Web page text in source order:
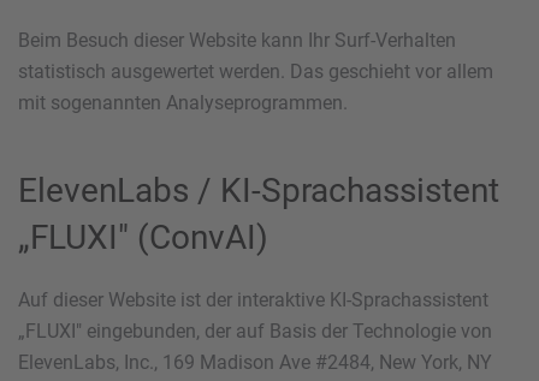
Beim Besuch dieser Website kann Ihr Surf-Verhalten
statistisch ausgewertet werden. Das geschieht vor allem
mit sogenannten Analyseprogrammen.
ElevenLabs / KI-Sprachassistent
„FLUXI" (ConvAI)
Auf dieser Website ist der interaktive KI-Sprachassistent
„FLUXI" eingebunden, der auf Basis der Technologie von
ElevenLabs, Inc., 169 Madison Ave #2484, New York, NY